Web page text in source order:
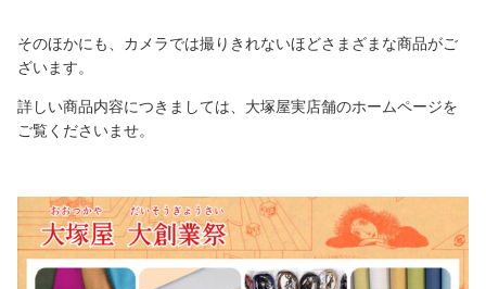
そのほかにも、カメラでは撮りきれないほどさまざまな商品がご
ざいます。
詳しい商品内容につきましては、大塚屋実店舗のホームページを
ご覧くださいませ。